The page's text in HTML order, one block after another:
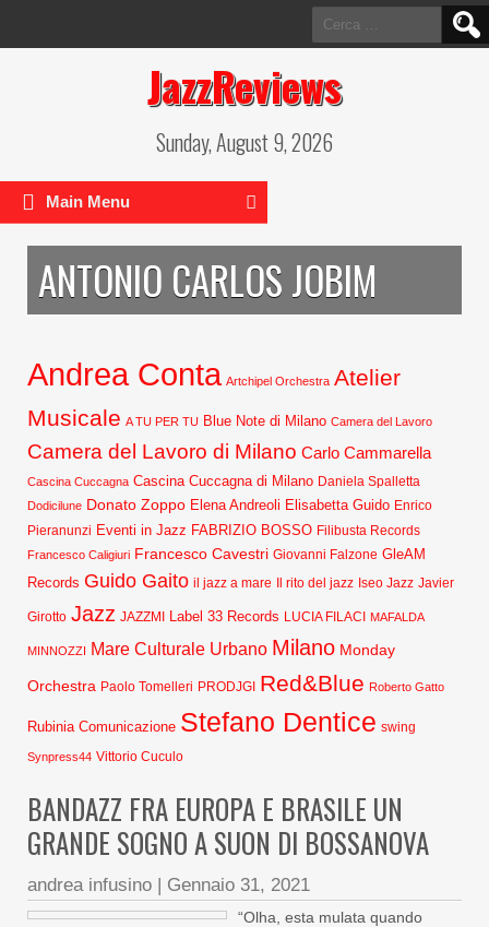
Ricerca
per:
JazzReviews
Sunday, August 9, 2026
Main Menu
ANTONIO CARLOS JOBIM
Andrea Conta Artchipel Orchestra Atelier
Musicale A TU PER TU Blue Note di Milano Camera del Lavoro
Camera del Lavoro di Milano Carlo Cammarella
Cascina Cuccagna Cascina Cuccagna di Milano Daniela Spalletta
Dodicilune Donato Zoppo Elena Andreoli Elisabetta Guido Enrico
Pieranunzi Eventi in Jazz FABRIZIO BOSSO Filibusta Records
Francesco Caligiuri Francesco Cavestri Giovanni Falzone GleAM
Records Guido Gaito il jazz a mare Il rito del jazz Iseo Jazz Javier
Girotto Jazz JAZZMI Label 33 Records LUCIA FILACI MAFALDA
MINNOZZI Mare Culturale Urbano Milano Monday
Orchestra Paolo Tomelleri PRODJGI Red&Blue Roberto Gatto
Rubinia Comunicazione Stefano Dentice swing
Synpress44 Vittorio Cuculo
BANDAZZ FRA EUROPA E BRASILE UN
GRANDE SOGNO A SUON DI BOSSANOVA
andrea infusino | Gennaio 31, 2021
“Olha, esta mulata quando